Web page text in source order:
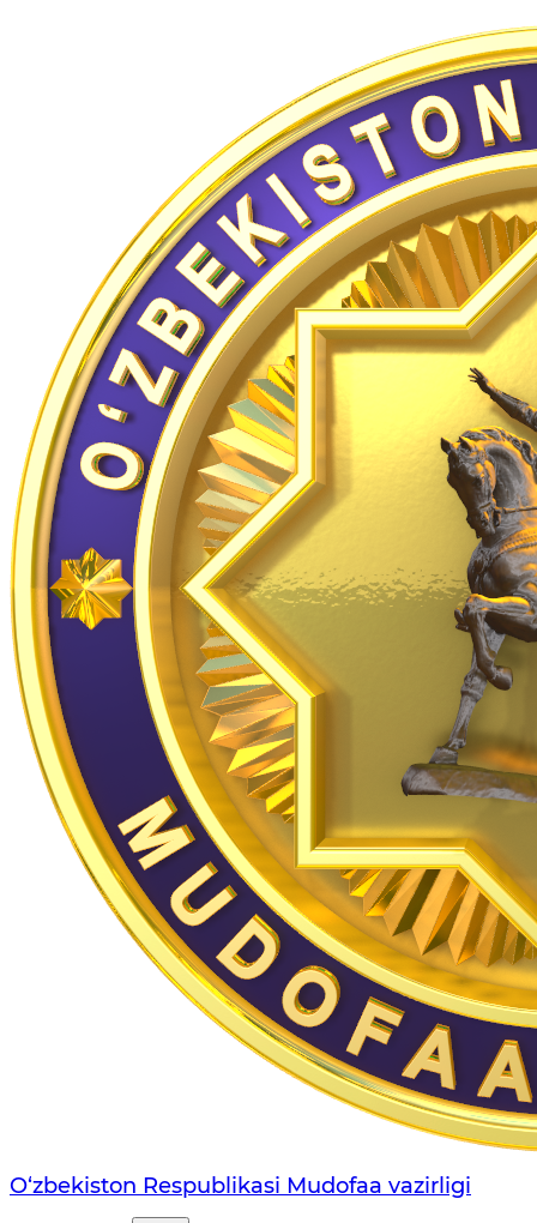
O‘zbekiston Respublikasi Mudofaa vazirligi